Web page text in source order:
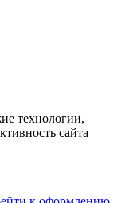
технологии,
сайта